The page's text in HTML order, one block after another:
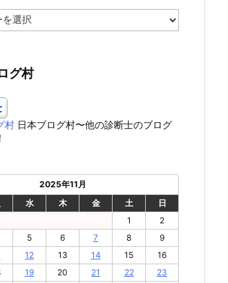
グ村
村 日本ブログ村〜他の診断士のブログ
2025年11月
水 木 金 土
日
1
2
5 6 7 8
9
12 13 14 15
16
19 20 21 22
23